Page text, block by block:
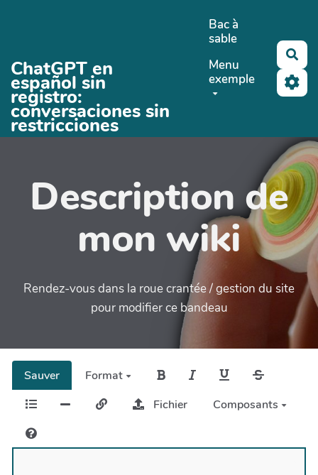
ChatGPT en
español sin
registro:
conversaciones sin
restricciones
Bac à
sable
Menu
exemple
Description de
mon wiki
Rendez-vous dans la roue crantée / gestion du site
pour modifier ce bandeau
Sauver
Format
Fichier
Composants